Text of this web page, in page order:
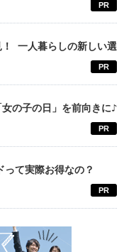
PR
一人暮らしの新しい選
PR
の子の日」を前向きに♪
PR
て実際お得なの？
PR